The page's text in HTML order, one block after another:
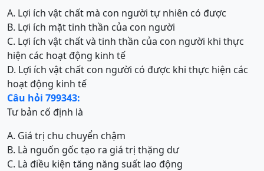
A. Lợi ích vật chất mà con người tự nhiên có được
B. Lợi ích mặt tinh thần của con người
C. Lợi ích vật chất và tinh thần của con người khi thực
hiện các hoạt động kinh tế
D. Lợi ích vật chất con người có được khi thực hiện các
hoạt động kinh tế
Câu hỏi 799343:
Tư bản cố định là
A. Giá trị chu chuyển chậm
B. Là nguốn gốc tạo ra giá trị thặng dư
C. Là điều kiện tăng năng suất lao động